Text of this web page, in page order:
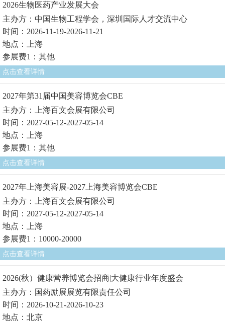
2026生物医药产业发展大会
主办方：中国生物工程学会，深圳国际人才交流中心
时间：2026-11-19-2026-11-21
地点：上海
参展费1：其他
点击查看详情
2027年第31届中国美容博览会CBE
主办方：上海百文会展有限公司
时间：2027-05-12-2027-05-14
地点：上海
参展费1：其他
点击查看详情
2027年上海美容展-2027上海美容博览会CBE
主办方：上海百文会展有限公司
时间：2027-05-12-2027-05-14
地点：上海
参展费1：10000-20000
点击查看详情
2026(秋）健康营养博览会招商|大健康行业年度盛会
主办方：国药励展展览有限责任公司
时间：2026-10-21-2026-10-23
地点：北京